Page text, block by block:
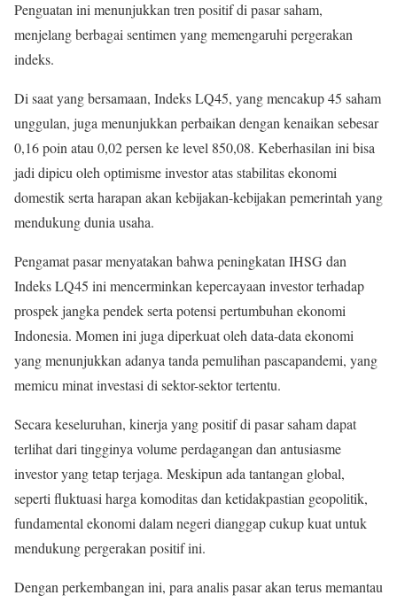
Penguatan ini menunjukkan tren positif di pasar saham,
menjelang berbagai sentimen yang memengaruhi pergerakan
indeks.
Di saat yang bersamaan, Indeks LQ45, yang mencakup 45 saham
unggulan, juga menunjukkan perbaikan dengan kenaikan sebesar
0,16 poin atau 0,02 persen ke level 850,08. Keberhasilan ini bisa
jadi dipicu oleh optimisme investor atas stabilitas ekonomi
domestik serta harapan akan kebijakan-kebijakan pemerintah yang
mendukung dunia usaha.
Pengamat pasar menyatakan bahwa peningkatan IHSG dan
Indeks LQ45 ini mencerminkan kepercayaan investor terhadap
prospek jangka pendek serta potensi pertumbuhan ekonomi
Indonesia. Momen ini juga diperkuat oleh data-data ekonomi
yang menunjukkan adanya tanda pemulihan pascapandemi, yang
memicu minat investasi di sektor-sektor tertentu.
Secara keseluruhan, kinerja yang positif di pasar saham dapat
terlihat dari tingginya volume perdagangan dan antusiasme
investor yang tetap terjaga. Meskipun ada tantangan global,
seperti fluktuasi harga komoditas dan ketidakpastian geopolitik,
fundamental ekonomi dalam negeri dianggap cukup kuat untuk
mendukung pergerakan positif ini.
Dengan perkembangan ini, para analis pasar akan terus memantau